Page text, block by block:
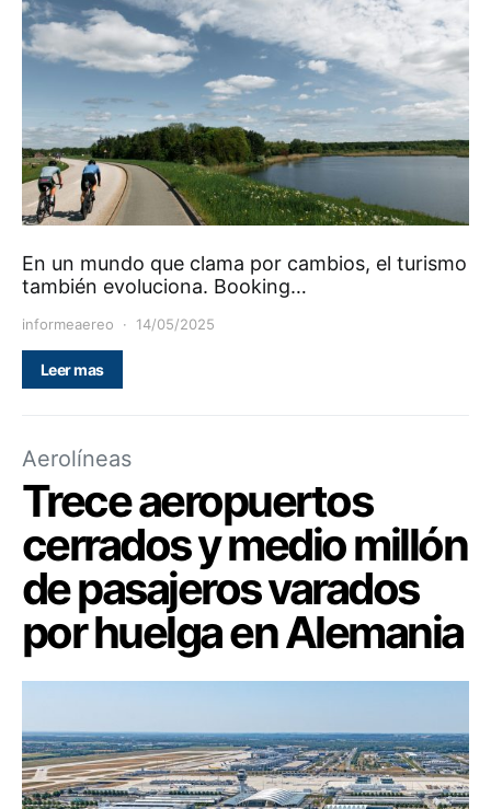
En un mundo que clama por cambios, el turismo
también evoluciona. Booking…
informeaereo 14/05/2025
Leer mas
Aerolíneas
Trece aeropuertos
cerrados y medio millón
de pasajeros varados
por huelga en Alemania